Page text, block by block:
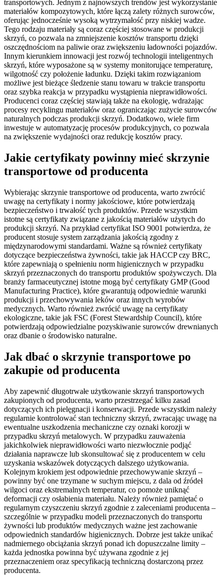
transportowych. Jednym z najnowszych trendów jest wykorzystanie
materiałów kompozytowych, które łączą zalety różnych surowców,
oferując jednocześnie wysoką wytrzymałość przy niskiej wadze.
Tego rodzaju materiały są coraz częściej stosowane w produkcji
skrzyń, co pozwala na zmniejszenie kosztów transportu dzięki
oszczędnościom na paliwie oraz zwiększeniu ładowności pojazdów.
Innym kierunkiem innowacji jest rozwój technologii inteligentnych
skrzyń, które wyposażone są w systemy monitorujące temperaturę,
wilgotność czy położenie ładunku. Dzięki takim rozwiązaniom
możliwe jest bieżące śledzenie stanu towaru w trakcie transportu
oraz szybka reakcja w przypadku wystąpienia nieprawidłowości.
Producenci coraz częściej stawiają także na ekologię, wdrażając
procesy recyklingu materiałów oraz ograniczając zużycie surowców
naturalnych podczas produkcji skrzyń. Dodatkowo, wiele firm
inwestuje w automatyzację procesów produkcyjnych, co pozwala
na zwiększenie wydajności oraz redukcję kosztów pracy.
Jakie certyfikaty powinny mieć skrzynie
transportowe od producenta
Wybierając skrzynie transportowe od producenta, warto zwrócić
uwagę na certyfikaty i normy jakościowe, które potwierdzają
bezpieczeństwo i trwałość tych produktów. Przede wszystkim
istotne są certyfikaty związane z jakością materiałów użytych do
produkcji skrzyń. Na przykład certyfikat ISO 9001 potwierdza, że
producent stosuje system zarządzania jakością zgodny z
międzynarodowymi standardami. Ważne są również certyfikaty
dotyczące bezpieczeństwa żywności, takie jak HACCP czy BRC,
które zapewniają o spełnieniu norm higienicznych w przypadku
skrzyń przeznaczonych do transportu produktów spożywczych. Dla
branży farmaceutycznej istotne mogą być certyfikaty GMP (Good
Manufacturing Practice), które gwarantują odpowiednie warunki
produkcji i przechowywania leków oraz innych wyrobów
medycznych. Warto również zwrócić uwagę na certyfikaty
ekologiczne, takie jak FSC (Forest Stewardship Council), które
potwierdzają odpowiedzialne pozyskiwanie surowców drewnianych
oraz dbanie o środowisko naturalne.
Jak dbać o skrzynie transportowe po
zakupie od producenta
Aby zapewnić długotrwałe użytkowanie skrzyń transportowych
zakupionych od producenta, warto przestrzegać kilku zasad
dotyczących ich pielęgnacji i konserwacji. Przede wszystkim należy
regularnie kontrolować stan techniczny skrzyń, zwracając uwagę na
ewentualne uszkodzenia mechaniczne czy oznaki korozji w
przypadku skrzyń metalowych. W przypadku zauważenia
jakichkolwiek nieprawidłowości warto niezwłocznie podjąć
działania naprawcze lub skonsultować się z producentem w celu
uzyskania wskazówek dotyczących dalszego użytkowania.
Kolejnym krokiem jest odpowiednie przechowywanie skrzyń –
powinny być one trzymane w suchym miejscu, z dala od źródeł
wilgoci oraz ekstremalnych temperatur, co pomoże uniknąć
deformacji czy osłabienia materiału. Należy również pamiętać o
regularnym czyszczeniu skrzyń zgodnie z zaleceniami producenta –
szczególnie w przypadku modeli przeznaczonych do transportu
żywności lub produktów medycznych ważne jest zachowanie
odpowiednich standardów higienicznych. Dobrze jest także unikać
nadmiernego obciążania skrzyń ponad ich dopuszczalne limity –
każda jednostka powinna być używana zgodnie z jej
przeznaczeniem oraz specyfikacją techniczną dostarczoną przez
producenta.